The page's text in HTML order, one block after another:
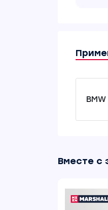
BMW
Вместе с